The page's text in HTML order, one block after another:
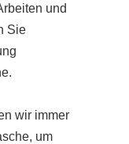
und
Sie
wir immer
um